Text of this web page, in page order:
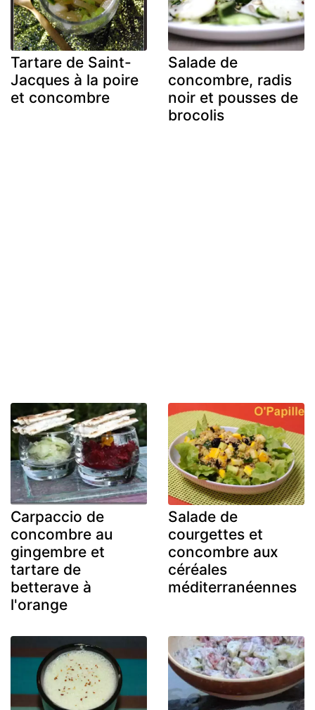
Tartare de Saint-
Jacques à la poire
et concombre
Salade de
concombre, radis
noir et pousses de
brocolis
Carpaccio de
concombre au
gingembre et
tartare de
betterave à
l'orange
Salade de
courgettes et
concombre aux
céréales
méditerranéennes